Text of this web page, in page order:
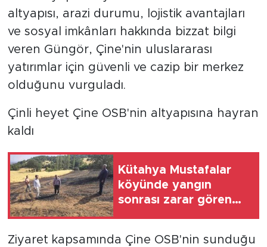
altyapısı, arazi durumu, lojistik avantajları
ve sosyal imkânları hakkında bizzat bilgi
veren Güngör, Çine'nin uluslararası
yatırımlar için güvenli ve cazip bir merkez
olduğunu vurguladı.
Çinli heyet Çine OSB'nin altyapısına hayran
kaldı
Kütahya Mustafalar
köyünde yangın
sonrası zarar gören
Ziyaret kapsamında Çine OSB'nin sunduğu